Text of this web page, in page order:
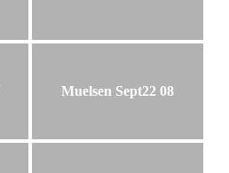
Muelsen Sept22 08